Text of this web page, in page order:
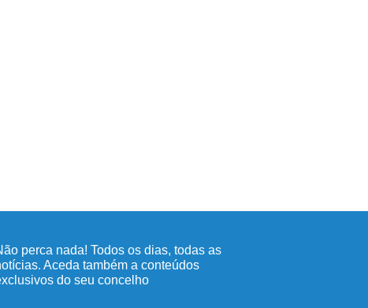
perca nada! Todos os dias, todas as
Aceda também a conteúdos
do seu concelho